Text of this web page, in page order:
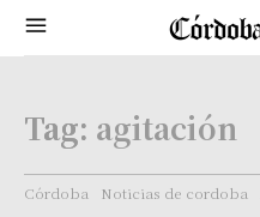
Tag: agitación
Córdoba Noticias de cordoba